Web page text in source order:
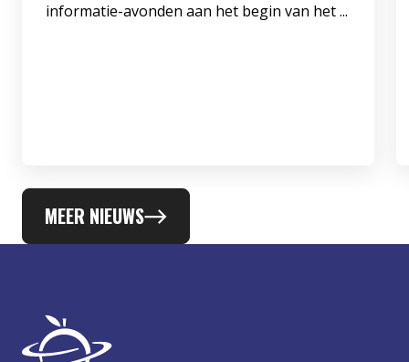
informatie-avonden aan het begin van het ...
MEER NIEUWS